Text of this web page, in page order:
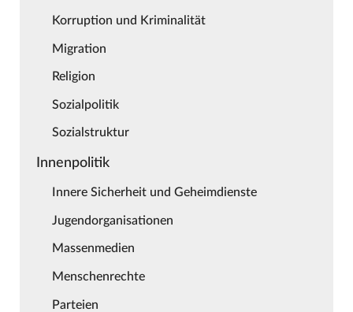
Korruption und Kriminalität
Migration
Religion
Sozialpolitik
Sozialstruktur
Innenpolitik
Innere Sicherheit und Geheimdienste
Jugendorganisationen
Massenmedien
Menschenrechte
Parteien